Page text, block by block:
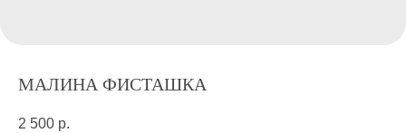
МАЛИНА ФИСТАШКА
2 500 р.